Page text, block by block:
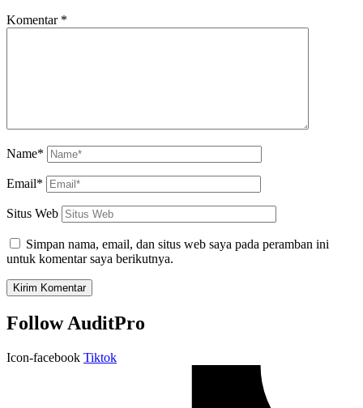
Komentar *
Name*
Email*
Situs Web
Simpan nama, email, dan situs web saya pada peramban ini
untuk komentar saya berikutnya.
Follow AuditPro
Icon-facebook Tiktok